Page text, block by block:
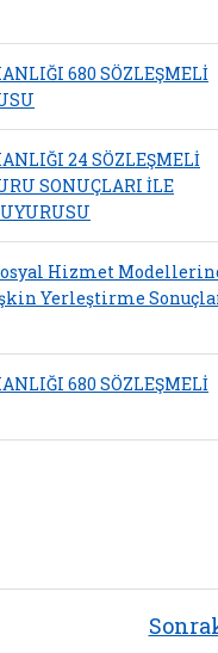
680 SÖZLEŞMELİ
24 SÖZLEŞMELİ
SONUÇLARI İLE
Hizmet
Yerleştirme
680 SÖZLEŞMELİ